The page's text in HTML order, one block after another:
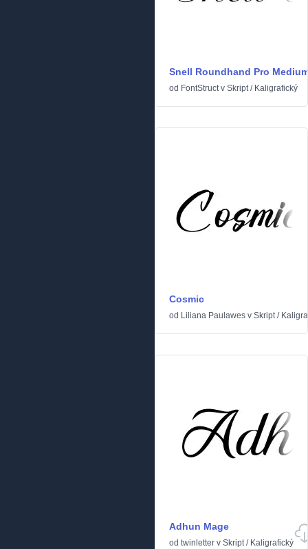
Snell Roundhand Pro
od FontStructv Skript/ Kaligrafický
Cosmic
od Liliana Paulawes v Skript/
Adhun Mage
od twinletter v Skript/ Kaligrafický